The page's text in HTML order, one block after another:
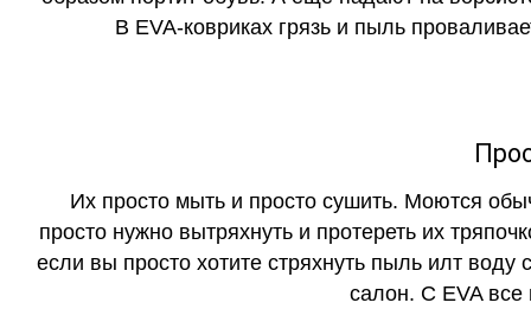
В EVA-ковриках грязь и пыль
Их просто мыть и просто сушить. Моются
просто нужно вытряхнуть и протереть их
если вы просто хотите стряхнуть пыль илт воду
салон. С EVA все